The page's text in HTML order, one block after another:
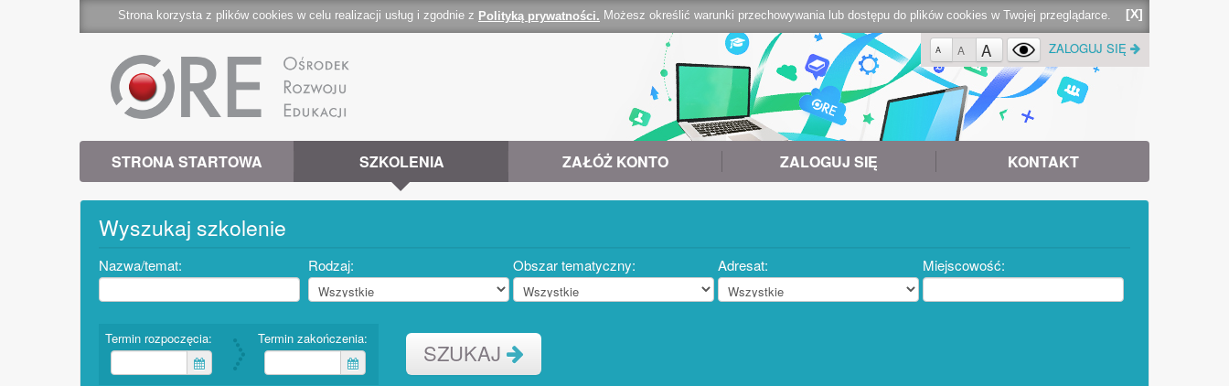
Strona korzysta z plików cookies w celu realizacji usług i zgodnie z Polityką prywatności. Możesz określić warunki przechowywania lub dostępu do plików cookies w Twojej przeglądarce. [X]
STRONA STARTOWA SZKOLENIA ZAŁÓŻ KONTO ZALOGUJ SIĘ KONTAKT
A A A ZALOGUJ SIĘ
Wyszukaj szkolenie
Nazwa/temat: Rodzaj: Obszar tematyczny: Adresat: Miejscowość:
Termin rozpoczęcia: Termin zakończenia:
SZUKAJ